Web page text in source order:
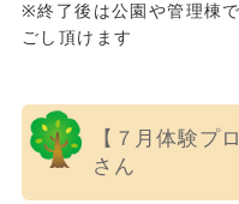
※終了後は公園や管理棟
ごし頂けます
【７月体験プ
さん